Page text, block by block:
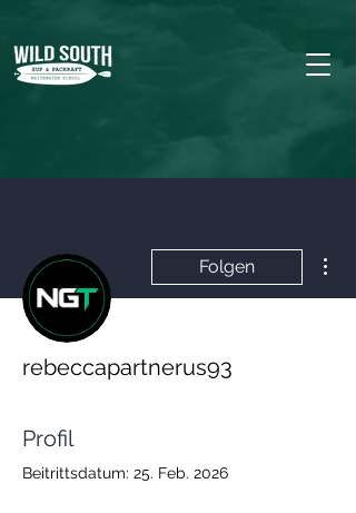
Folgen
rebeccapartnerus93
Profil
Beitrittsdatum: 25. Feb. 2026